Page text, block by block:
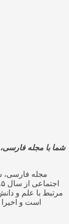
شما با مجله
مجله فارسی،
مرتبط با علم و
است و